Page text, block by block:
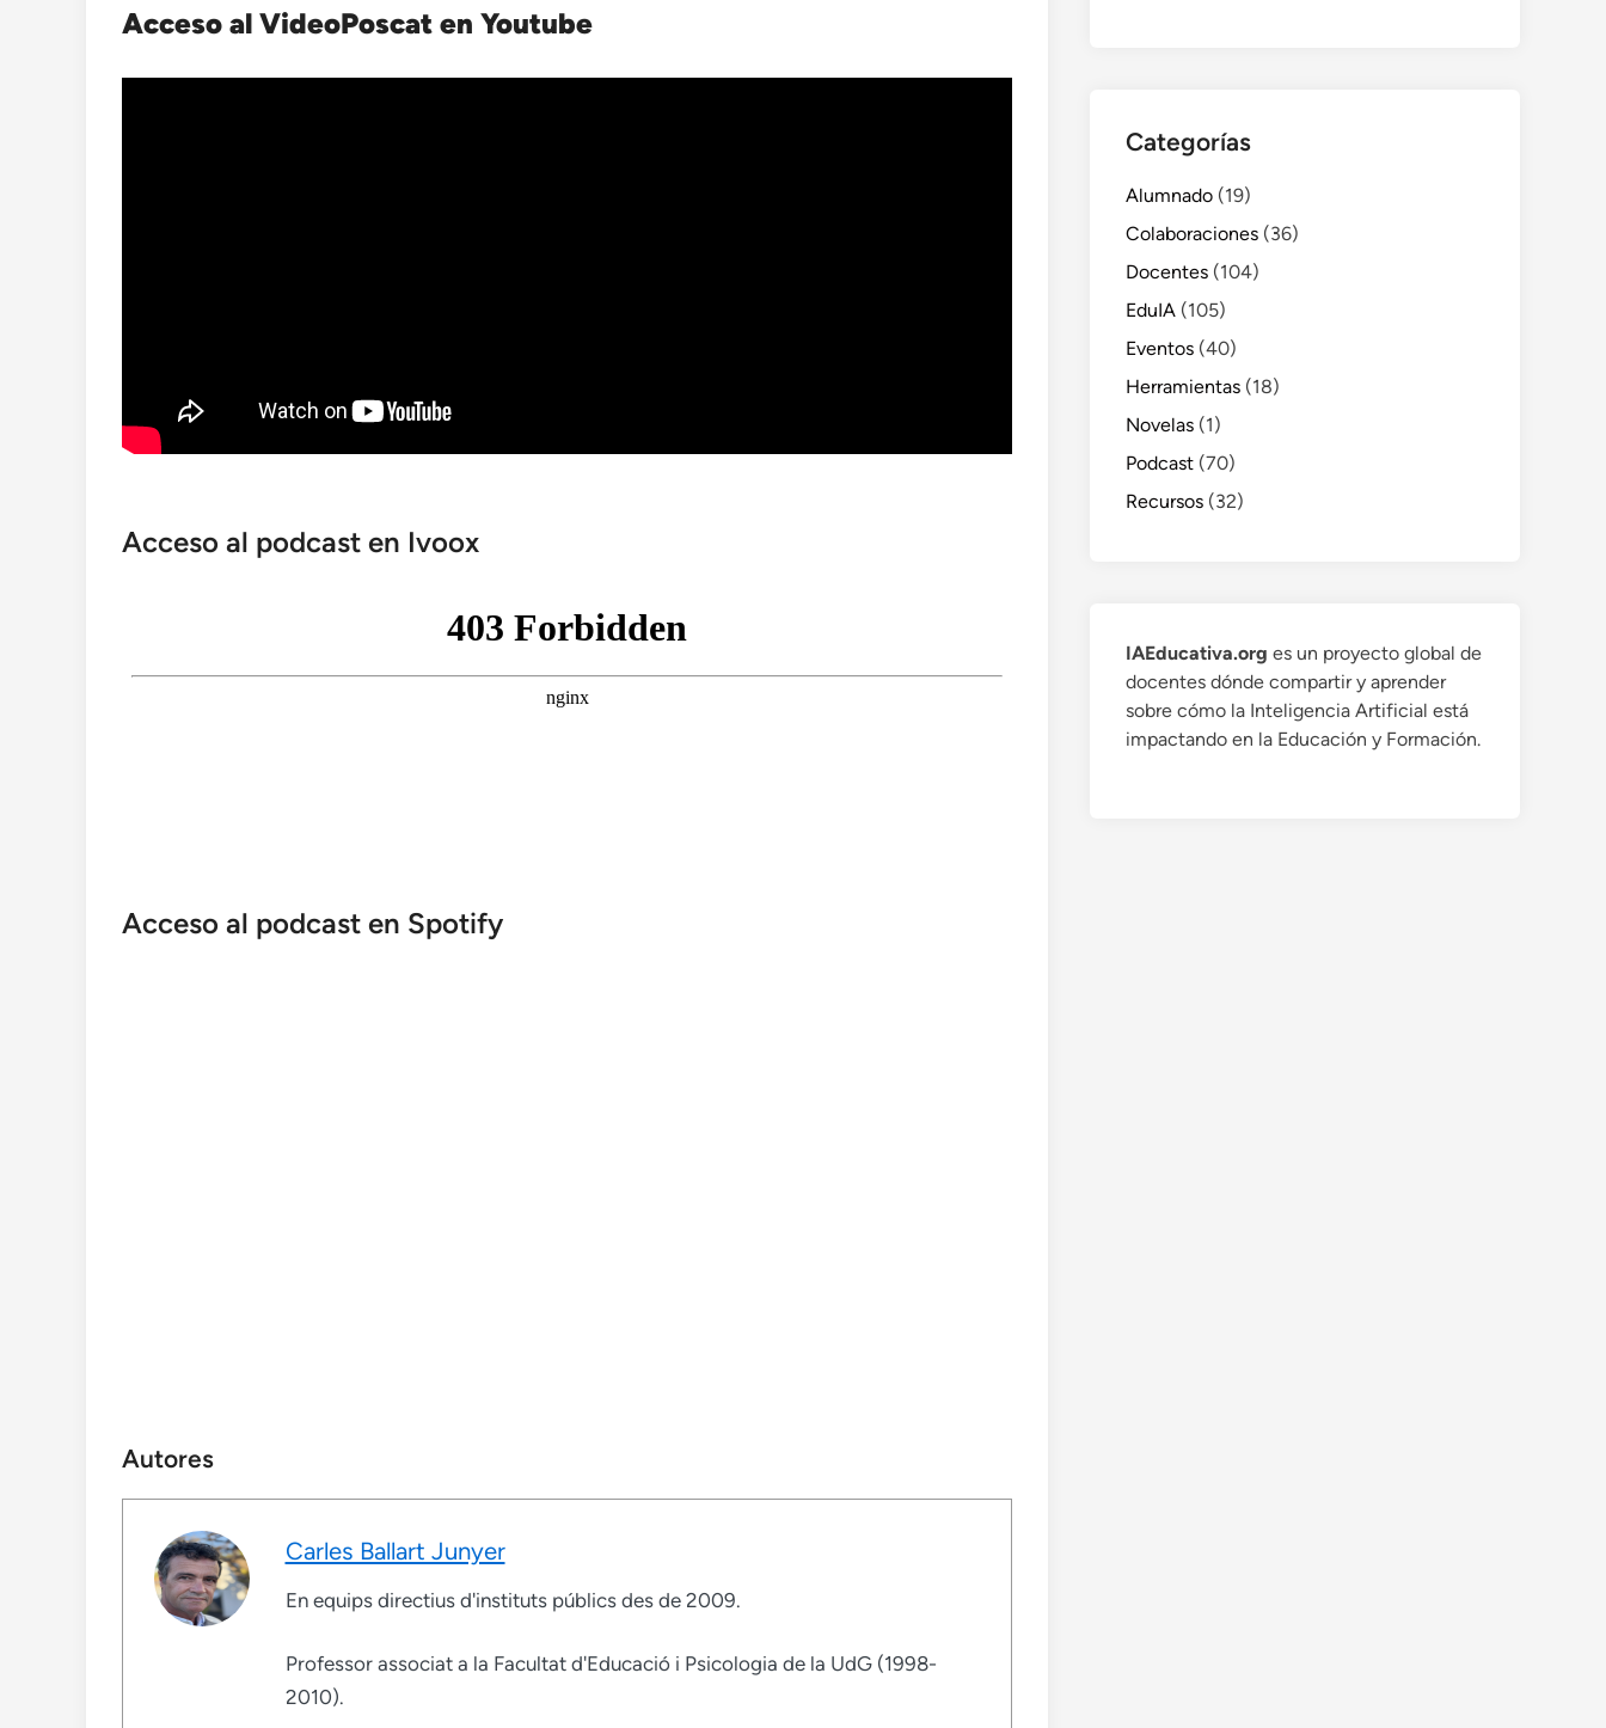
Acceso al VideoPoscat en Youtube
Acceso al podcast en Ivoox
Acceso al podcast en Spotify
Autores
Carles Ballart Junyer
En equips directius d'instituts públics des de 2009.
Professor associat a la Facultat d'Educació i Psicologia de la UdG (1998-
2010).
Categorías
Alumnado (19)
Colaboraciones (36)
Docentes (104)
EduIA (105)
Eventos (40)
Herramientas (18)
Novelas (1)
Podcast (70)
Recursos (32)
IAEducativa.org es un proyecto global de
docentes dónde compartir y aprender
sobre cómo la Inteligencia Artificial está
impactando en la Educación y Formación.